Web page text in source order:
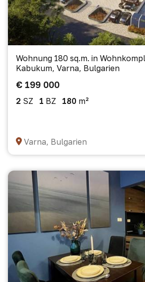
Wohnung 180 sq.m. in
Kabukum, Varna, Bulgarien
€ 199 000
2 SZ 1 BZ 180 m²
Varna, Bulgarien